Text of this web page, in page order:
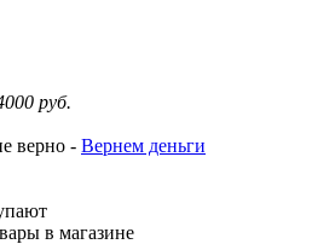
руб.
верно - Вернем деньги
в магазине